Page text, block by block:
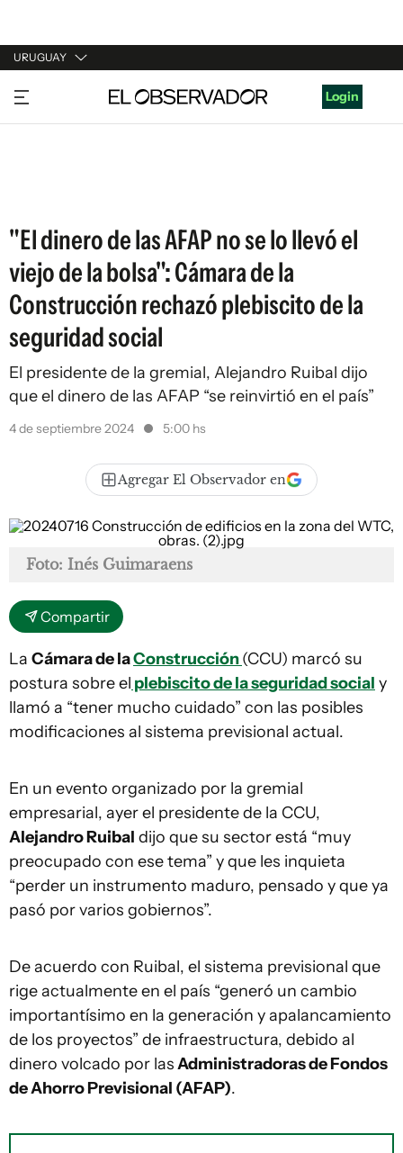
URUGUAY
URUGUAY
ARGENTINA
Login
"El dinero de las AFAP no se lo llevó el
viejo de la bolsa": Cámara de la
Construcción rechazó plebiscito de la
seguridad social
El presidente de la gremial, Alejandro Ruibal dijo
que el dinero de las AFAP “se reinvirtió en el país”
4 de septiembre 2024 5:00 hs
Agregar El Observador en
Foto: Inés Guimaraens
Compartir
La Cámara de laConstrucción(CCU) marcó su
postura sobre el plebiscito de la seguridad social y
llamó a “tener mucho cuidado” con las posibles
modificaciones al sistema previsional actual.
En un evento organizado por la gremial
empresarial, ayer el presidente de la CCU,
Alejandro Ruibal dijo que su sector está “muy
preocupado con ese tema” y que les inquieta
“perder un instrumento maduro, pensado y que ya
pasó por varios gobiernos”.
De acuerdo con Ruibal, el sistema previsional que
rige actualmente en el país “generó un cambio
importantísimo en la generación y apalancamiento
de los proyectos” de infraestructura, debido al
dinero volcado por lasAdministradoras de Fondos
de Ahorro Previsional (AFAP).